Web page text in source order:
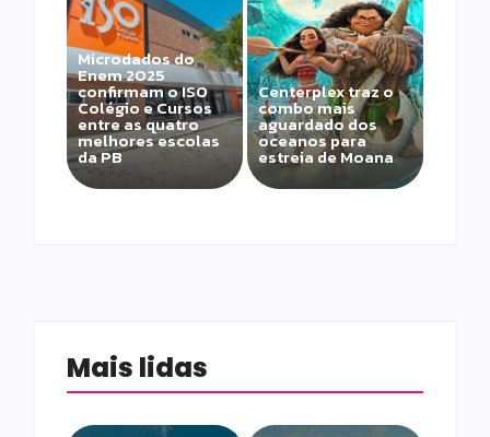
Microdados do
Enem 2025
confirmam o ISO
Colégio e Cursos
entre as quatro
melhores escolas
da PB
Centerplex traz o
combo mais
aguardado dos
oceanos para
estreia de Moana
Mais lidas